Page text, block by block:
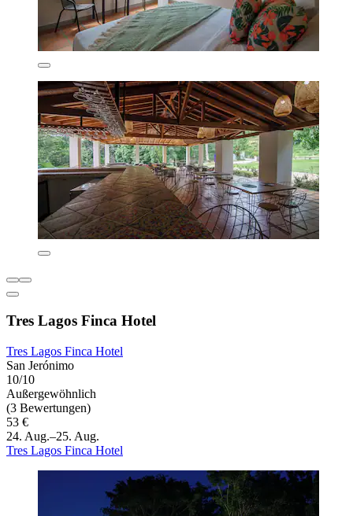
Tres Lagos Finca Hotel
Tres Lagos Finca Hotel
San Jerónimo
10/10
Außergewöhnlich
(3 Bewertungen)
53 €
24. Aug.–25. Aug.
Tres Lagos Finca Hotel